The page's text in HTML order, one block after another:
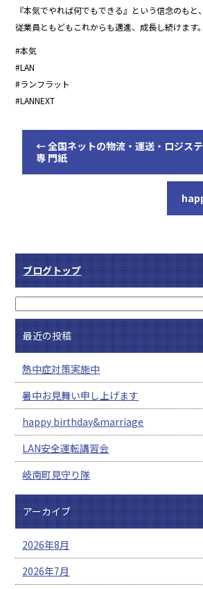
『本気でやれば何でもできる』という信念のも
従業員ともどもこれからも邁進、成長し続けます。
#本気
#LAN
#ランフラット
#LANNEXT
←全国ネットの物流・運送・ロジス
専 門紙
ブログトップ
最近の投稿
熱中症対策実施中
暑中お見舞い申し上げます
happy birthday&marriage
LAN安全運転講習会
岐南町見守り隊
アーカイブ
2026年8月
2026年7月